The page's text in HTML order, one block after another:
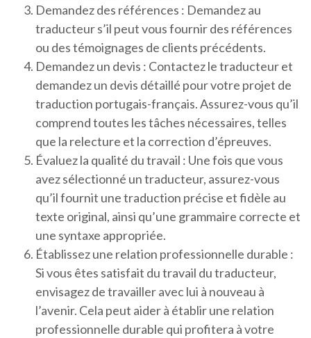
Demandez des références : Demandez au
traducteur s’il peut vous fournir des références
ou des témoignages de clients précédents.
Demandez un devis : Contactez le traducteur et
demandez un devis détaillé pour votre projet de
traduction portugais-français. Assurez-vous qu’il
comprend toutes les tâches nécessaires, telles
que la relecture et la correction d’épreuves.
Évaluez la qualité du travail : Une fois que vous
avez sélectionné un traducteur, assurez-vous
qu’il fournit une traduction précise et fidèle au
texte original, ainsi qu’une grammaire correcte et
une syntaxe appropriée.
Établissez une relation professionnelle durable :
Si vous êtes satisfait du travail du traducteur,
envisagez de travailler avec lui à nouveau à
l’avenir. Cela peut aider à établir une relation
professionnelle durable qui profitera à votre